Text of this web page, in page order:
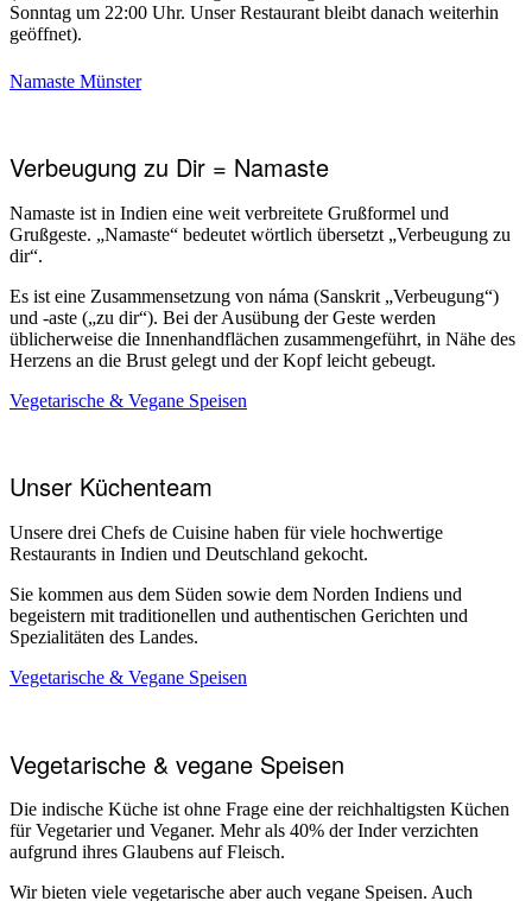
Sonntag um 22:00 Uhr. Unser Restaurant bleibt danach weiterhin
geöffnet).
Namaste Münster
Verbeugung zu Dir = Namaste
Namaste ist in Indien eine weit verbreitete Grußformel und
Grußgeste. „Namaste“ bedeutet wörtlich übersetzt „Verbeugung zu
dir“.
Es ist eine Zusammensetzung von náma (Sanskrit „Verbeugung“)
und -aste („zu dir“). Bei der Ausübung der Geste werden
üblicherweise die Innenhandflächen zusammengeführt, in Nähe des
Herzens an die Brust gelegt und der Kopf leicht gebeugt.
Vegetarische & Vegane Speisen
Unser Küchenteam
Unsere drei Chefs de Cuisine haben für viele hochwertige
Restaurants in Indien und Deutschland gekocht.
Sie kommen aus dem Süden sowie dem Norden Indiens und
begeistern mit traditionellen und authentischen Gerichten und
Spezialitäten des Landes.
Vegetarische & Vegane Speisen
Vegetarische & vegane Speisen
Die indische Küche ist ohne Frage eine der reichhaltigsten Küchen
für Vegetarier und Veganer. Mehr als 40% der Inder verzichten
aufgrund ihres Glaubens auf Fleisch.
Wir bieten viele vegetarische aber auch vegane Speisen. Auch